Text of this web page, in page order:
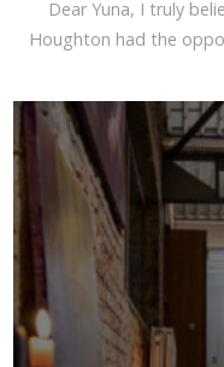
Dear Yuna, I truly
Houghton had the